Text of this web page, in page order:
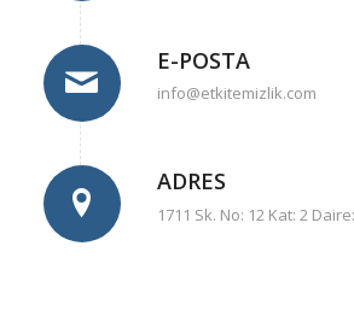
E-POSTA
info@etkitemizlik.com
ADRES
1711 Sk. No: 12 Kat: 2